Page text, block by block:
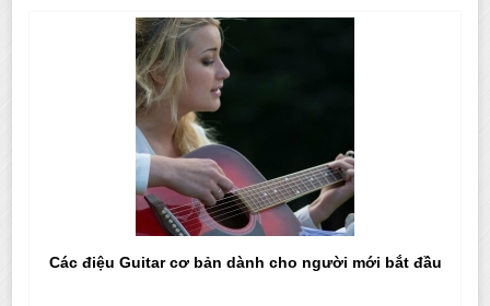
Các điệu Guitar cơ bản dành cho người mới bắt đầu